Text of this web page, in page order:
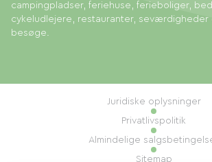
campingpladser, feriehuse, ferieboliger,
cykeludlejere, restauranter, seværdigheder
besøge.
Juridiske oplysninger
Privatlivspolitik
Almindelige
Sitemap